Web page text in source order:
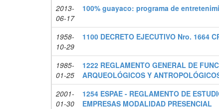
2013-
06-17
100% guayaco: programa de
1958-
10-29
1100 DECRETO EJECUTIVO Nro. 1664
1985-
01-25
1222 REGLAMENTO GENERAL DE
ARQUEOLÓGICOS Y
2001-
01-30
1254 ESPAE - REGLAMENTO DE
EMPRESAS MODALIDAD PRESENCIAL